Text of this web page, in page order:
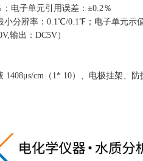
电子单元引用误差：±0.2％
小分辨率：0.1℃/0.1℉；电子单元示
输出：DC5V）
1408μs/cm（1* 10）、电极挂架、